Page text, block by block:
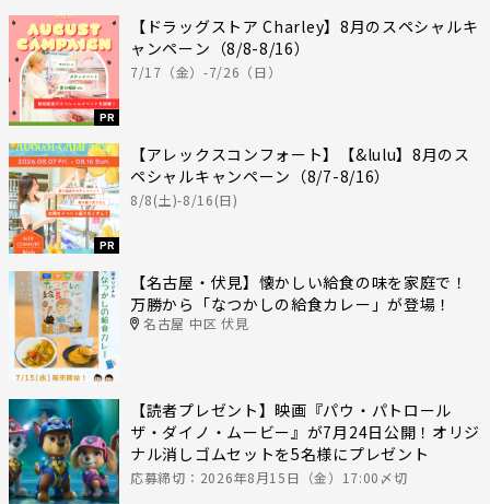
PR
【ドラッグストア Charley】8月のスペシャルキ
ャンペーン（8/8-8/16）
7/17（金）-7/26（日）
PR
【アレックスコンフォート】【&lulu】8月のス
ペシャルキャンペーン（8/7-8/16）
8/8(土)-8/16(日)
【名古屋・伏見】懐かしい給食の味を家庭で！
万勝から「なつかしの給食カレー」が登場！
名古屋 中区 伏見
【読者プレゼント】映画『パウ・パトロール
ザ・ダイノ・ムービー』が7月24日公開！オリジ
ナル消しゴムセットを5名様にプレゼント
応募締切：2026年8月15日（金）17:00〆切